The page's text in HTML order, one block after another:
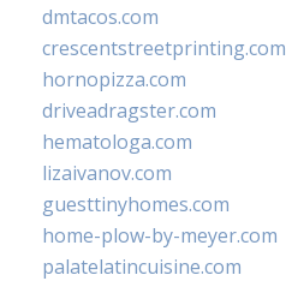
dmtacos.com
crescentstreetprinting.com
hornopizza.com
driveadragster.com
hematologa.com
lizaivanov.com
guesttinyhomes.com
home-plow-by-meyer.com
palatelatincuisine.com